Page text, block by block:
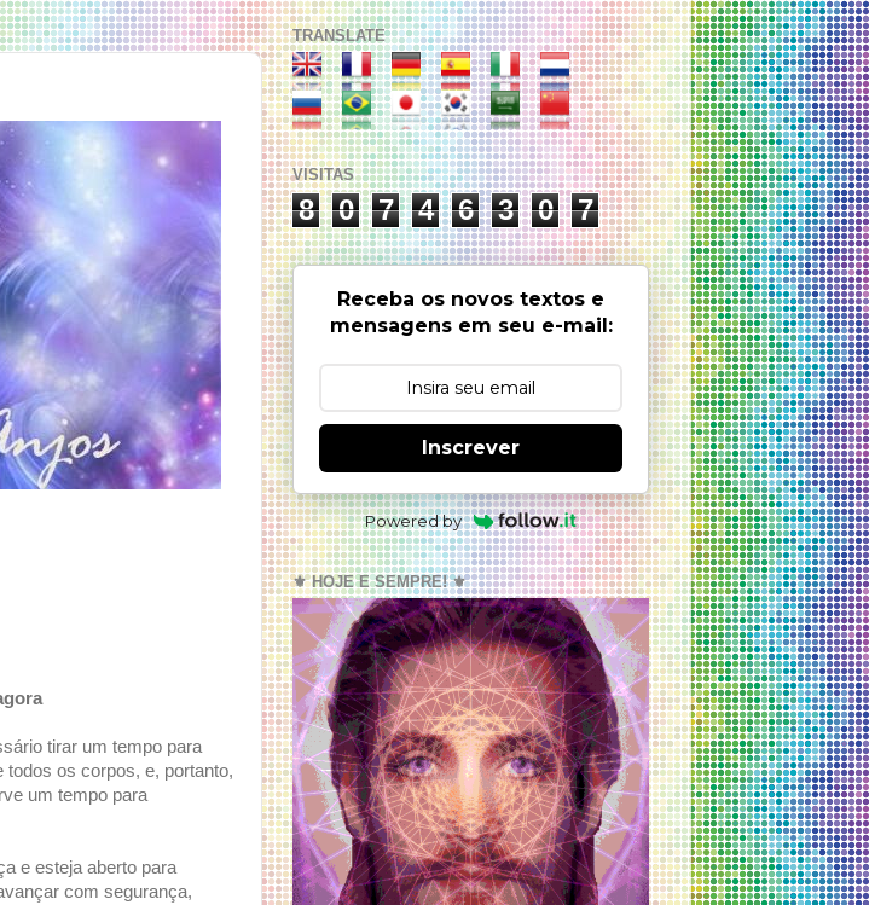
tirar um tempo para
os corpos, e, portanto,
um tempo para
e esteja aberto para
com segurança,
TRANSLATE
VISITAS
8 0 7 4 6 3 0 7
Receba os novos textos e
mensagens em seu e-mail:
Inscrever
Powered by
⚜️ HOJE E SEMPRE! ⚜️